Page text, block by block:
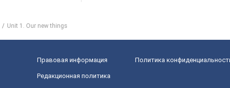
Unit 1. Our new things
Правовая информация Политика
Редакционная политика